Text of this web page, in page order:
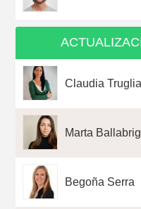
Claudia Truglia
Marta
Begoña Serra